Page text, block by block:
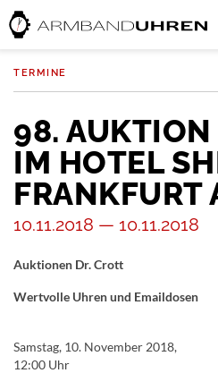
TERMINE
98. AUKTION
IM HOTEL
FRANKFURT
10.11.2018 — 10.11.2018
Auktionen Dr. Crott
Wertvolle Uhren und Emaildosen
Samstag, 10. November 2018,
12:00 Uhr